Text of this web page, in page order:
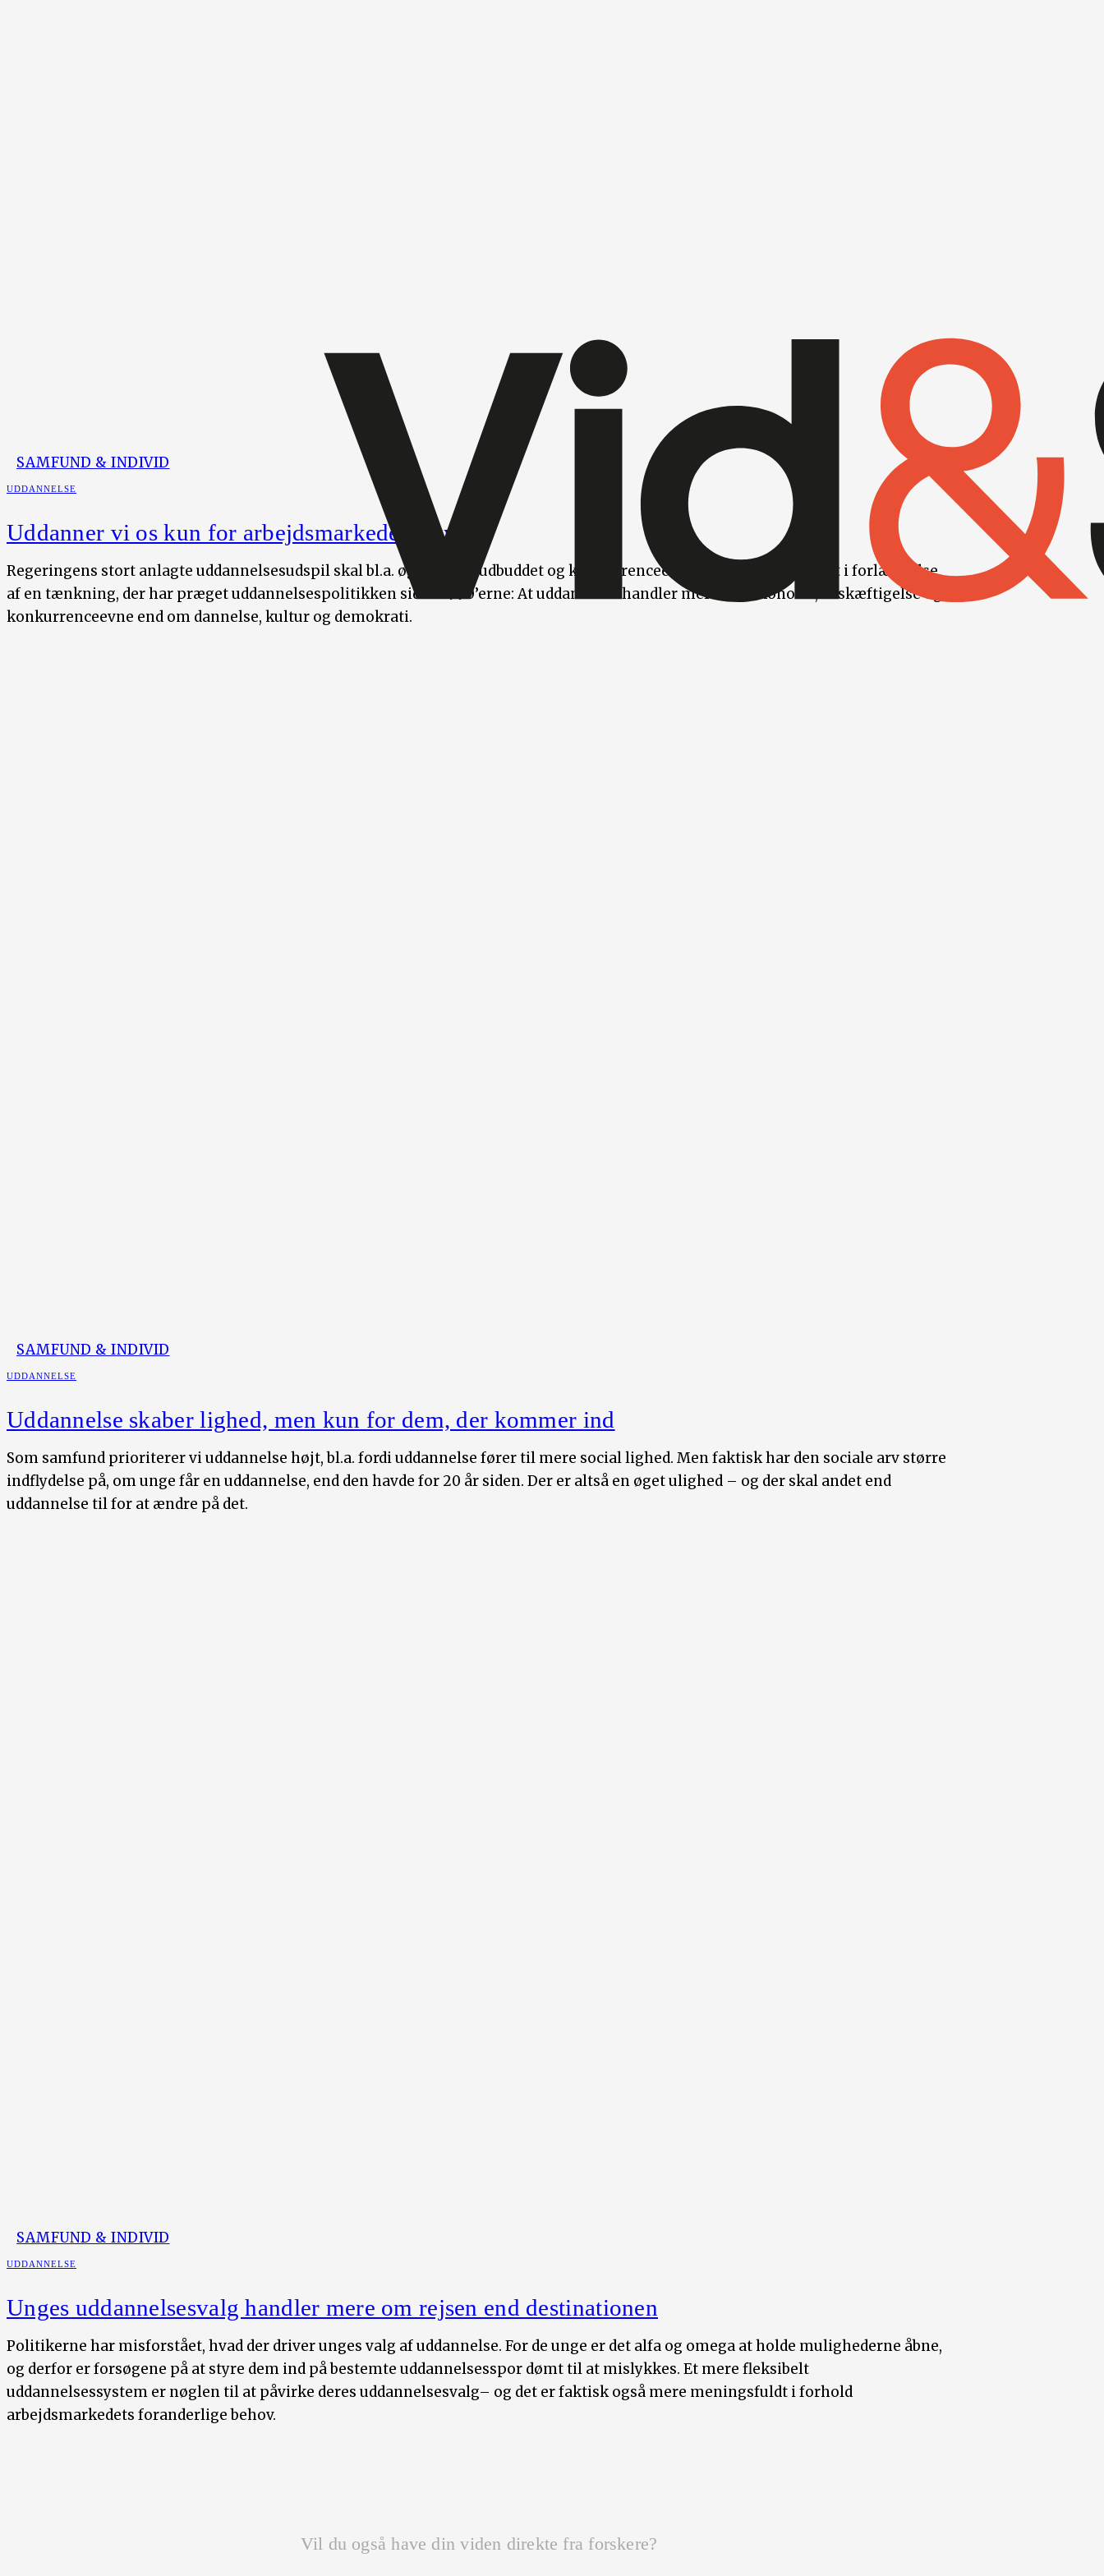
SAMFUND & INDIVID
UDDANNELSE
Uddanner vi os kun for arbejdsmarkedets skyld?
Regeringens stort anlagte uddannelsesudspil skal bl.a. øge arbejdsudbuddet og konkurrenceevnen. Dermed ligger det i forlængelse
af en tænkning, der har præget uddannelsespolitikken siden 1990’erne: At uddannelse handler mere om økonomi, beskæftigelse og
konkurrenceevne end om dannelse, kultur og demokrati.
SAMFUND & INDIVID
UDDANNELSE
Uddannelse skaber lighed, men kun for dem, der kommer ind
Som samfund prioriterer vi uddannelse højt, bl.a. fordi uddannelse fører til mere social lighed. Men faktisk har den sociale arv større
indflydelse på, om unge får en uddannelse, end den havde for 20 år siden. Der er altså en øget ulighed – og der skal andet end
uddannelse til for at ændre på det.
SAMFUND & INDIVID
UDDANNELSE
Unges uddannelsesvalg handler mere om rejsen end destinationen
Politikerne har misforstået, hvad der driver unges valg af uddannelse. For de unge er det alfa og omega at holde mulighederne åbne,
og derfor er forsøgene på at styre dem ind på bestemte uddannelsesspor dømt til at mislykkes. Et mere fleksibelt
uddannelsessystem er nøglen til at påvirke deres uddannelsesvalg– og det er faktisk også mere meningsfuldt i forhold
arbejdsmarkedets foranderlige behov.
Vil du også have din viden direkte fra forskere?